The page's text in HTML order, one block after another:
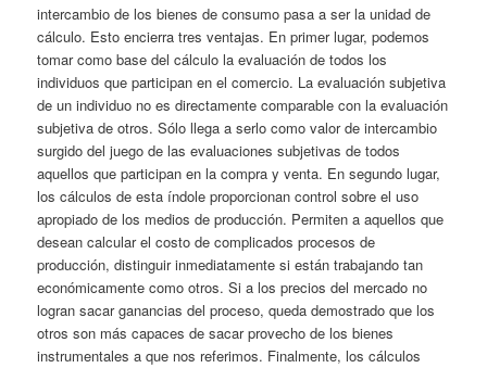
intercambio de los bienes de consumo pasa a ser la unidad de
cálculo. Esto encierra tres ventajas. En primer lugar, podemos
tomar como base del cálculo la evaluación de todos los
individuos que participan en el comercio. La evaluación subjetiva
de un individuo no es directamente comparable con la evaluación
subjetiva de otros. Sólo llega a serlo como valor de intercambio
surgido del juego de las evaluaciones subjetivas de todos
aquellos que participan en la compra y venta. En segundo lugar,
los cálculos de esta índole proporcionan control sobre el uso
apropiado de los medios de producción. Permiten a aquellos que
desean calcular el costo de complicados procesos de
producción, distinguir inmediatamente si están trabajando tan
económicamente como otros. Si a los precios del mercado no
logran sacar ganancias del proceso, queda demostrado que los
otros son más capaces de sacar provecho de los bienes
instrumentales a que nos referimos. Finalmente, los cálculos